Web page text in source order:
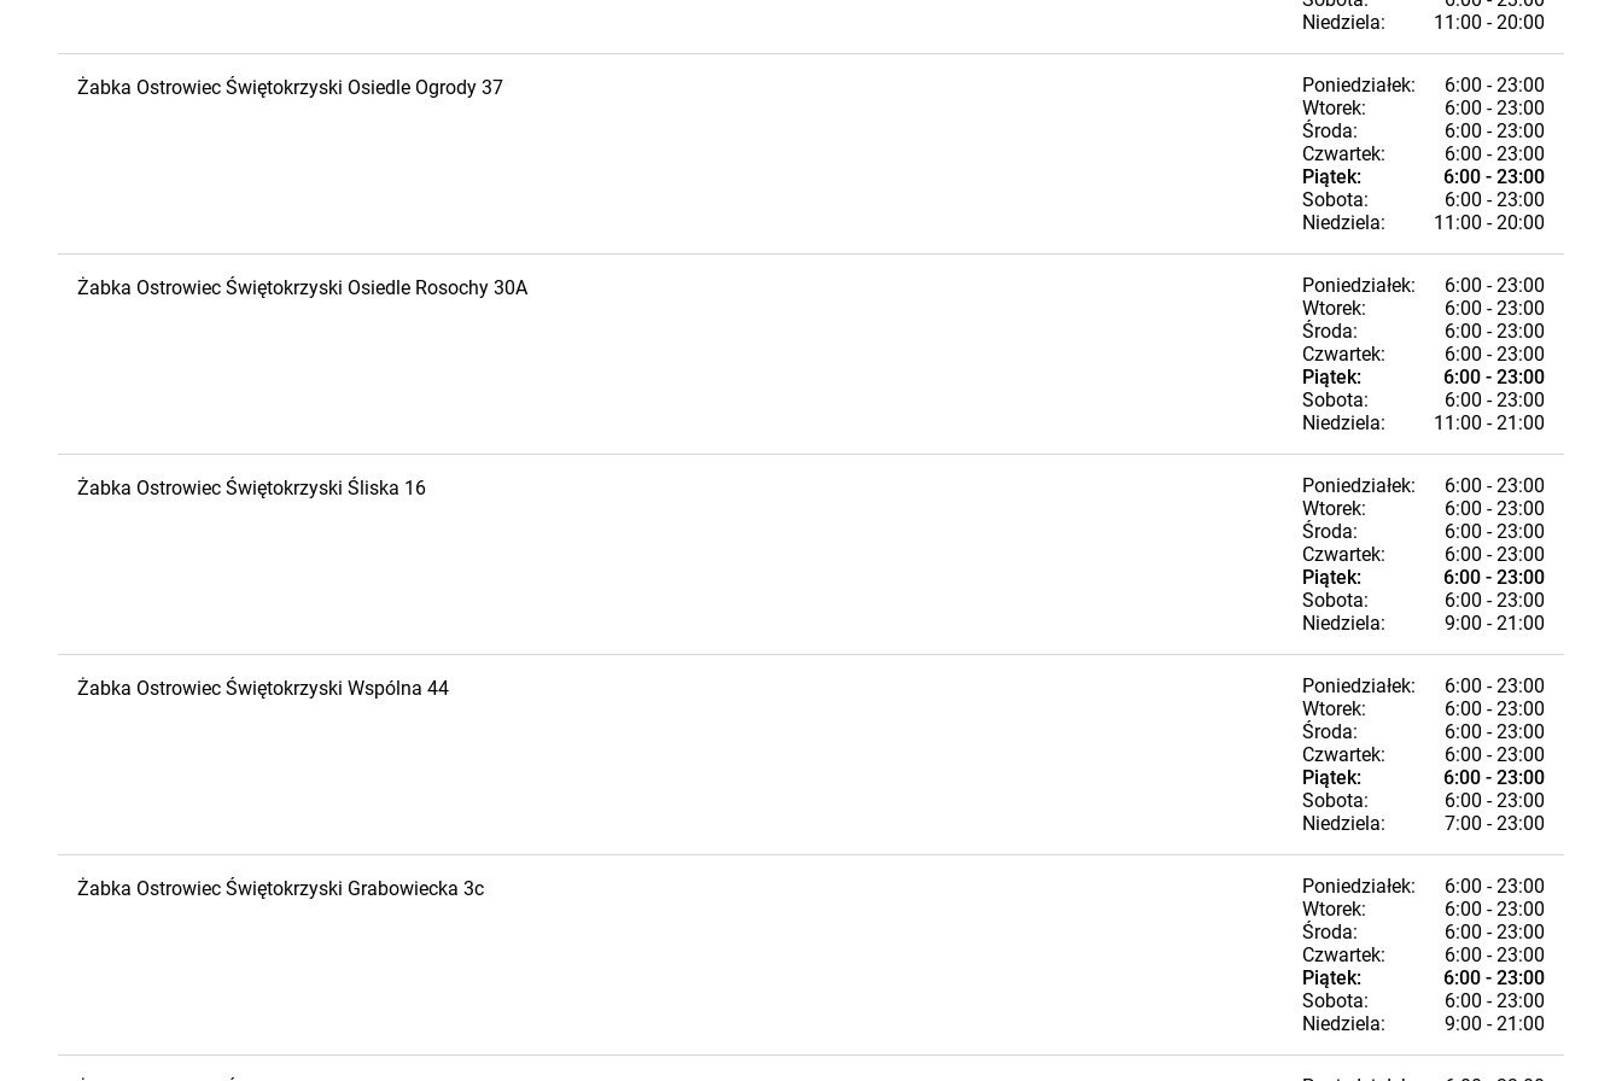
Niedziela:
11:00 - 20:00
Żabka Ostrowiec Świętokrzyski Osiedle Ogrody 37 Poniedziałek:
6:00 - 23:00
Wtorek:
6:00 - 23:00
Środa:
6:00 - 23:00
Czwartek:
6:00 - 23:00
Piątek:
6:00 - 23:00
Sobota:
6:00 - 23:00
Niedziela:
11:00 - 20:00
Żabka Ostrowiec Świętokrzyski Osiedle Rosochy 30A Poniedziałek:
6:00 - 23:00
Wtorek:
6:00 - 23:00
Środa:
6:00 - 23:00
Czwartek:
6:00 - 23:00
Piątek:
6:00 - 23:00
Sobota:
6:00 - 23:00
Niedziela:
11:00 - 21:00
Żabka Ostrowiec Świętokrzyski Śliska 16 Poniedziałek:
6:00 - 23:00
Wtorek:
6:00 - 23:00
Środa:
6:00 - 23:00
Czwartek:
6:00 - 23:00
Piątek:
6:00 - 23:00
Sobota:
6:00 - 23:00
Niedziela:
9:00 - 21:00
Żabka Ostrowiec Świętokrzyski Wspólna 44 Poniedziałek:
6:00 - 23:00
Wtorek:
6:00 - 23:00
Środa:
6:00 - 23:00
Czwartek:
6:00 - 23:00
Piątek:
6:00 - 23:00
Sobota:
6:00 - 23:00
Niedziela:
7:00 - 23:00
Żabka Ostrowiec Świętokrzyski Grabowiecka 3c Poniedziałek:
6:00 - 23:00
Wtorek:
6:00 - 23:00
Środa:
6:00 - 23:00
Czwartek:
6:00 - 23:00
Piątek:
6:00 - 23:00
Sobota:
6:00 - 23:00
Niedziela:
9:00 - 21:00